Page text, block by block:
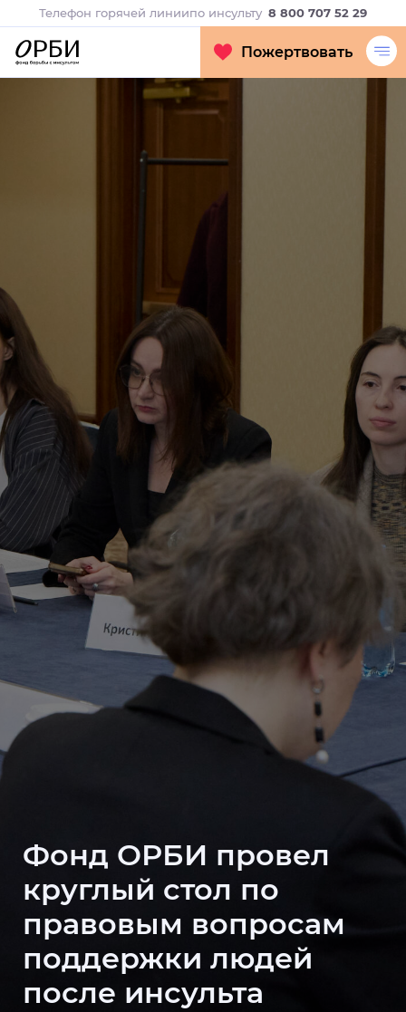
Телефон горячей линиипо инсульту 8 800 707 52 29
Пожертвовать
Фонд ОРБИ провел
круглый стол по
правовым вопросам
поддержки людей
после инсульта